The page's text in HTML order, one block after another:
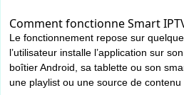
Comment fonctionne Smart
Le fonctionnement repose sur
l’utilisateur installe l’application sur
boîtier Android, sa tablette ou son
une playlist ou une source de contenu